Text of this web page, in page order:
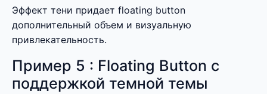
Эффект тени придает floating button
дополнительный объем и визуальную
привлекательность.
Пример 5 : Floating Button с
поддержкой темной темы